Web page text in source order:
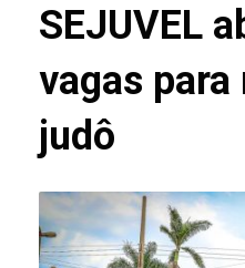
SEJUVEL
vagas
judô